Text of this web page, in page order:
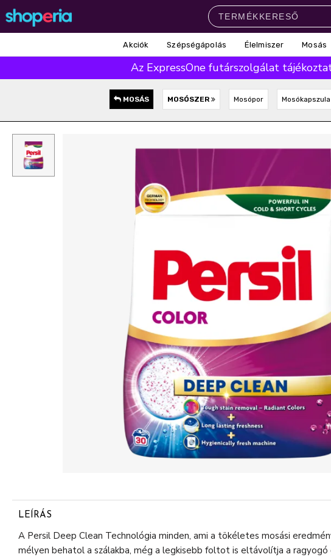
Élelmiszer
Mosogatás Takarítás
Háztartás
Népszerű márkák
Pampers
Akciók Szépségápolás Élelmiszer Mosás
Az ExpressOne futárszolgálat
MOSÁS MOSÓSZER Mosópor Mosókapszula
LEÍRÁS
A Persil Deep Clean Technológia minden, ami a tökéletes mosási
mélyen behatol a szálakba, még a legkisebb foltot is eltávolítja a